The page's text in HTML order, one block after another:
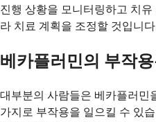
진행 상황을 모니터링하고 치
라 치료 계획을 조정할 것입니
베카플러민의 부작
대부분의 사람들은 베카플러민
가지로 부작용을 일으킬 수 있